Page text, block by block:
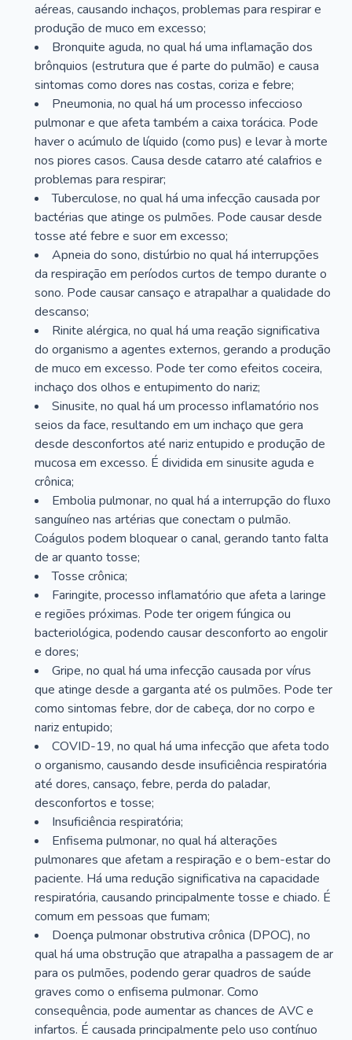
aéreas, causando inchaços, problemas para respirar e
produção de muco em excesso;
Bronquite aguda, no qual há uma inflamação dos
brônquios (estrutura que é parte do pulmão) e causa
sintomas como dores nas costas, coriza e febre;
Pneumonia, no qual há um processo infeccioso
pulmonar e que afeta também a caixa torácica. Pode
haver o acúmulo de líquido (como pus) e levar à morte
nos piores casos. Causa desde catarro até calafrios e
problemas para respirar;
Tuberculose, no qual há uma infecção causada por
bactérias que atinge os pulmões. Pode causar desde
tosse até febre e suor em excesso;
Apneia do sono, distúrbio no qual há interrupções
da respiração em períodos curtos de tempo durante o
sono. Pode causar cansaço e atrapalhar a qualidade do
descanso;
Rinite alérgica, no qual há uma reação significativa
do organismo a agentes externos, gerando a produção
de muco em excesso. Pode ter como efeitos coceira,
inchaço dos olhos e entupimento do nariz;
Sinusite, no qual há um processo inflamatório nos
seios da face, resultando em um inchaço que gera
desde desconfortos até nariz entupido e produção de
mucosa em excesso. É dividida em sinusite aguda e
crônica;
Embolia pulmonar, no qual há a interrupção do fluxo
sanguíneo nas artérias que conectam o pulmão.
Coágulos podem bloquear o canal, gerando tanto falta
de ar quanto tosse;
Tosse crônica;
Faringite, processo inflamatório que afeta a laringe
e regiões próximas. Pode ter origem fúngica ou
bacteriológica, podendo causar desconforto ao engolir
e dores;
Gripe, no qual há uma infecção causada por vírus
que atinge desde a garganta até os pulmões. Pode ter
como sintomas febre, dor de cabeça, dor no corpo e
nariz entupido;
COVID-19, no qual há uma infecção que afeta todo
o organismo, causando desde insuficiência respiratória
até dores, cansaço, febre, perda do paladar,
desconfortos e tosse;
Insuficiência respiratória;
Enfisema pulmonar, no qual há alterações
pulmonares que afetam a respiração e o bem-estar do
paciente. Há uma redução significativa na capacidade
respiratória, causando principalmente tosse e chiado. É
comum em pessoas que fumam;
Doença pulmonar obstrutiva crônica (DPOC), no
qual há uma obstrução que atrapalha a passagem de ar
para os pulmões, podendo gerar quadros de saúde
graves como o enfisema pulmonar. Como
consequência, pode aumentar as chances de AVC e
infartos. É causada principalmente pelo uso contínuo